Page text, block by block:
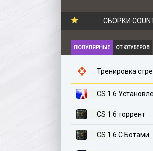
СБОРКИ
ПОПУЛЯРНЫЕ ОТ ЮТУБЕРОВ
Тренировка
CS 1.6
CS 1.6 торрент
CS 1.6 С Ботами